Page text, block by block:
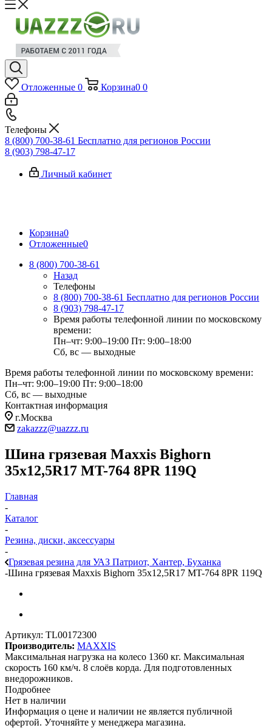
Отложенные 0 Корзина0 0
Телефоны
8 (800) 700-38-61 Бесплатно для регионов России
8 (903) 798-47-17
Личный кабинет
Корзина0
Отложенные0
8 (800) 700-38-61
Назад
Телефоны
8 (800) 700-38-61 Бесплатно для регионов России
8 (903) 798-47-17
Время работы телефонной линии по московскому
времени:
Пн–чт: 9:00–19:00 Пт: 9:00–18:00
Сб, вс — выходные
Время работы телефонной линии по московскому времени:
Пн–чт: 9:00–19:00 Пт: 9:00–18:00
Сб, вс — выходные
Контактная информация
г.Москва
zakazzz@uazzz.ru
Шина грязевая Maxxis Bighorn
35x12,5R17 MT-764 8PR 119Q
Главная
-
Каталог
-
Резина, диски, аксессуары
-
Грязевая резина для УАЗ Патриот, Хантер, Буханка
-Шина грязевая Maxxis Bighorn 35x12,5R17 MT-764 8PR 119Q
Артикул: TL00172300
Производитель: MAXXIS
Максимальная нагрузка на колесо 1360 кг. Максимальная
скорость 160 км/ч. 8 слоёв корда. Для подготовленных
внедорожников.
Подробнее
Нет в наличии
Информация о цене и наличии не является публичной
офертой. Уточняйте у менеджера магазина.